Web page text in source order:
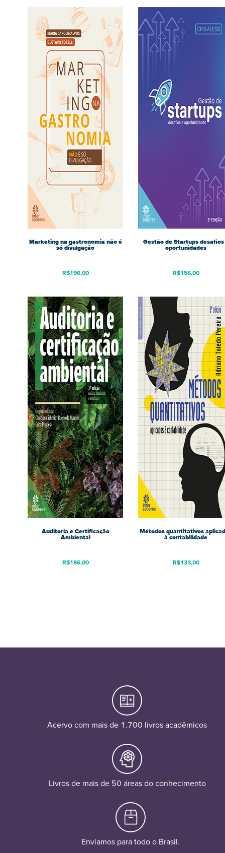
Marketing na gastronomia não é
só divulgação
R$196,00
Gestão de Startups desafios
oportunidades
R$156,00
Auditoria e Certificação
Ambiental
R$186,00
Métodos quantitativos
à contabilidade
R$133,00
Acervo com mais de 1.700 livros acadêmicos
Livros de mais de 50 áreas do conhecimento
Enviamos para todo o Brasil.